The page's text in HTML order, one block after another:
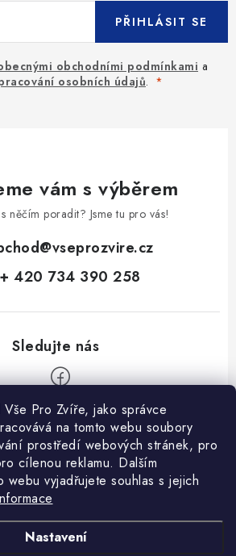
Pro Zvíře, jako správce
na tomto webu soubory
prostředí webových stránek, pro
cílenou reklamu. Dalším
webu vyjadřujete souhlas s jejich
Nastavení
obchodními podmínkami a
osobních údajů.
PŘIHLÁSIT SE
vám s výběrem
něčím poradit? Jsme tu pro vás!
@vseprozvire.cz
+ 420 734 390 258
Heuréka recenze